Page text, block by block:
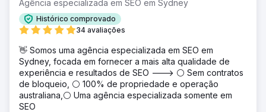
Agência especializada em SEO em Sydney
Histórico comprovado
34 avaliações
👋 Somos uma agência especializada em SEO em
Sydney, focada em fornecer a mais alta qualidade de
experiência e resultados de SEO ---> ⚪ Sem contratos
de bloqueio, ⚪ 100% de propriedade e operação
australiana,⚪ Uma agência especializada somente em
SEO